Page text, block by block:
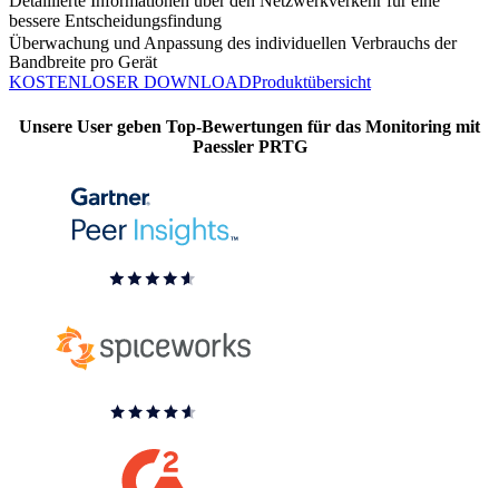
bessere Entscheidungsfindung
Überwachung und Anpassung des individuellen Verbrauchs der
Bandbreite pro Gerät
KOSTENLOSER DOWNLOADProduktübersicht
Unsere User geben Top-Bewertungen für das Monitoring mit
Paessler PRTG